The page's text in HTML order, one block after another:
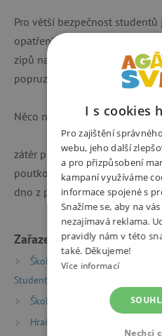
Pro větší bezpečnost
opatřeni reflexními prvky na
zipů na boku batohu a jako
popruzích.
Něco navíc:
zátěr proti dešti
poutko na přenášení batohu v
dno z pevné a nepropustné
Zařazeno v kategoriích
Školní batohy a aktovky
Studentské batohy TOPGAL
Školní batohy a aktovky
Hračky dle typu
I s cookies
Pro zajištění
webu, jeho další
a pro přizpůsobení
kampaní využíváme
informace spojené s
Snažíme se, aby na
nezajímavá reklama.
pravidly nám v této
také. Děkujeme!
Více informací
Nechci